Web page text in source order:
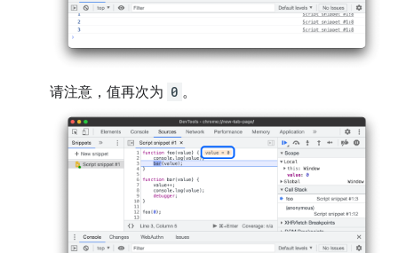
请注意，值再次为 0 。